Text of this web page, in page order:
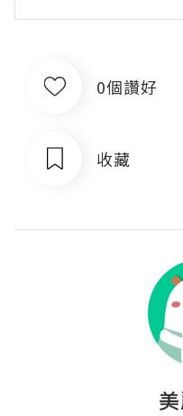
0個讚好
收藏